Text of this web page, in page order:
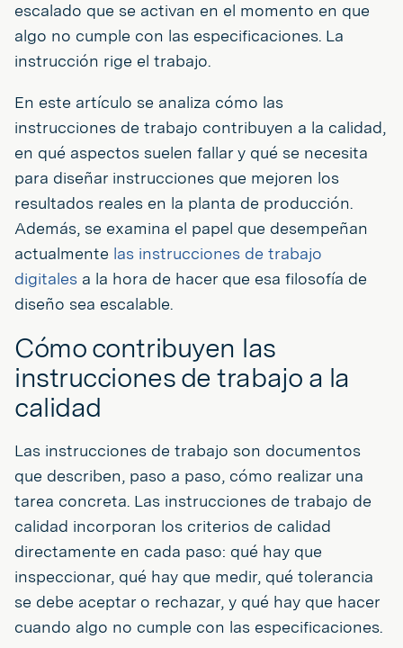
escalado que se activan en el momento en que
algo no cumple con las especificaciones. La
instrucción rige el trabajo.
En este artículo se analiza cómo las
instrucciones de trabajo contribuyen a la calidad,
en qué aspectos suelen fallar y qué se necesita
para diseñar instrucciones que mejoren los
resultados reales en la planta de producción.
Además, se examina el papel que desempeñan
actualmente las instrucciones de trabajo
digitales a la hora de hacer que esa filosofía de
diseño sea escalable.
Cómo contribuyen las
instrucciones de trabajo a la
calidad
Las instrucciones de trabajo son documentos
que describen, paso a paso, cómo realizar una
tarea concreta. Las instrucciones de trabajo de
calidad incorporan los criterios de calidad
directamente en cada paso: qué hay que
inspeccionar, qué hay que medir, qué tolerancia
se debe aceptar o rechazar, y qué hay que hacer
cuando algo no cumple con las especificaciones.